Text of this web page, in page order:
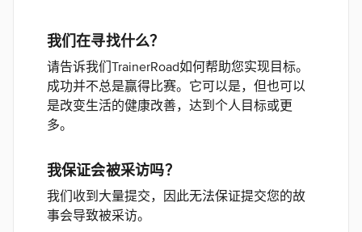
我们在寻找什么？
请告诉我们TrainerRoad如何帮助您实现目标。
成功并不总是赢得比赛。它可以是，但也可以
是改变生活的健康改善，达到个人目标或更
多。
我保证会被采访吗？
我们收到大量提交，因此无法保证提交您的故
事会导致被采访。